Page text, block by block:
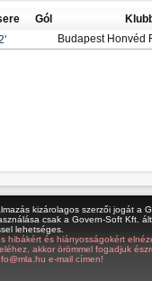
Gól
Budapest Honvéd
kizárolagos szerzői jogát a
csak a Govern-Soft Kft.
lehetséges.
hibákért és hiányosságokért
akkor örömmel fogadjuk
e-mail címen!